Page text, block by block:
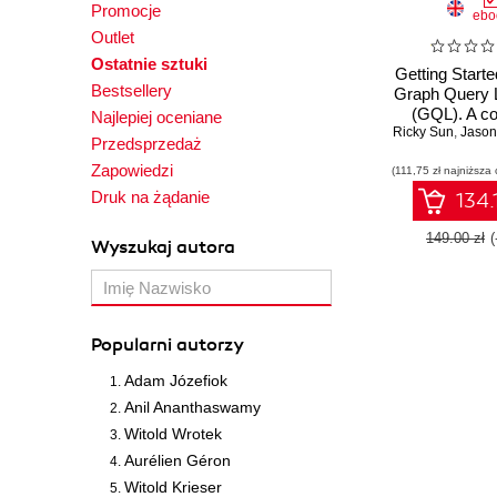
Promocje
Outlet
Ostatnie sztuki
Bestsellery
Najlepiej oceniane
Przedsprzedaż
Zapowiedzi
Druk na żądanie
Wyszukaj autora
Popularni autorzy
Adam Józefiok
Anil Ananthaswamy
Witold Wrotek
Aurélien Géron
Witold Krieser
Getting
Graph Query
(GQL). A
guide to
graph
GQL
Ricky Sun,
(111,75 zł
149.00 zł